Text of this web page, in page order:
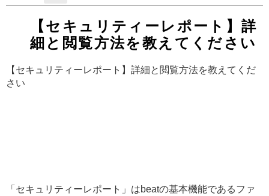
【セキュリティーレポート】詳
細と閲覧方法を教えてください
【セキュリティーレポート】詳細と閲覧方法を教えてくだ
さい
「セキュリティーレポート」はbeatの基本機能であるファ